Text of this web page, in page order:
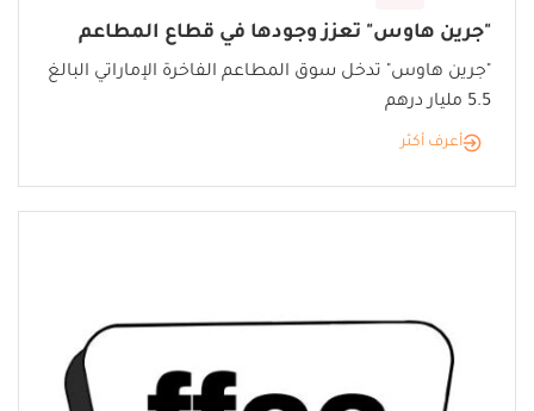
"جرين هاوس" تعزز وجودها في قطاع المطاعم
"جرين هاوس" تدخل سوق المطاعم الفاخرة الإماراتي البالغ
5.5 مليار درهم
أعرف أكثر